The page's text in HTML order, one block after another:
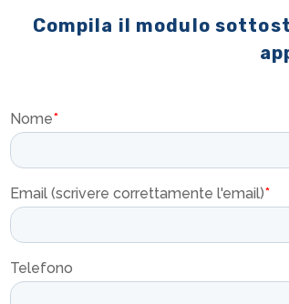
Compila il modulo